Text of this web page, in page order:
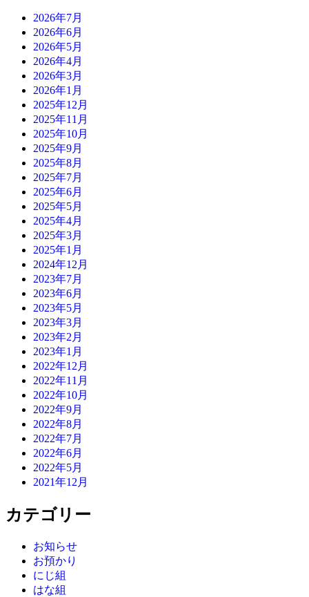
2026年7月
2026年6月
2026年5月
2026年4月
2026年3月
2026年1月
2025年12月
2025年11月
2025年10月
2025年9月
2025年8月
2025年7月
2025年6月
2025年5月
2025年4月
2025年3月
2025年1月
2024年12月
2023年7月
2023年6月
2023年5月
2023年3月
2023年2月
2023年1月
2022年12月
2022年11月
2022年10月
2022年9月
2022年8月
2022年7月
2022年6月
2022年5月
2021年12月
カテゴリー
お知らせ
お預かり
にじ組
はな組